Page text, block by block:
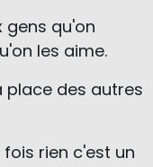
gens qu'on
les aime.
des autres
rien c'est un